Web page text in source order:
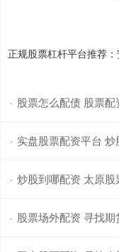
正规股票杠杆平台推荐
· 股票怎么配债 股票
· 实盘股票配资平台
· 炒股到哪配资 太原
· 股票场外配资 寻找